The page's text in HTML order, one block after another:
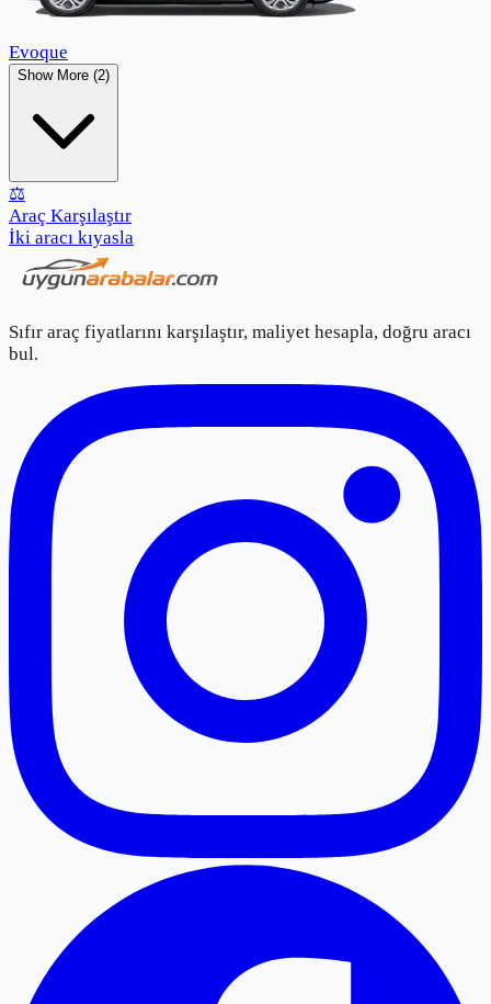
Evoque
Show More (2)
⚖️
Araç Karşılaştır
İki aracı kıyasla
Sıfır araç fiyatlarını karşılaştır, maliyet hesapla, doğru aracı
bul.